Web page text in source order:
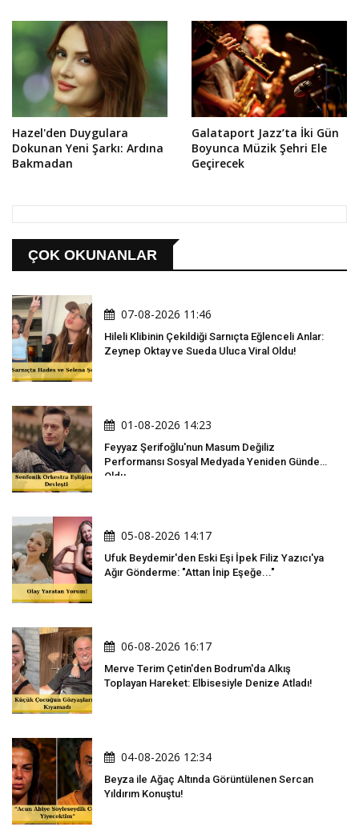
Hazel'den Duygulara
Dokunan Yeni Şarkı: Ardına
Bakmadan
Galataport Jazz’ta İki Gün
Boyunca Müzik Şehri Ele
Geçirecek
ÇOK OKUNANLAR
07-08-2026 11:46
Hileli Klibinin Çekildiği Sarnıçta Eğlenceli Anlar:
Zeynep Oktay ve Sueda Uluca Viral Oldu!
01-08-2026 14:23
Feyyaz Şerifoğlu'nun Masum Değiliz
Performansı Sosyal Medyada Yeniden Gündem
Oldu
05-08-2026 14:17
Ufuk Beydemir'den Eski Eşi İpek Filiz Yazıcı'ya
Ağır Gönderme: "Attan İnip Eşeğe..."
06-08-2026 16:17
Merve Terim Çetin'den Bodrum'da Alkış
Toplayan Hareket: Elbisesiyle Denize Atladı!
04-08-2026 12:34
Beyza ile Ağaç Altında Görüntülenen Sercan
Yıldırım Konuştu!